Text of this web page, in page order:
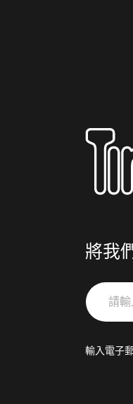
將我
請
輸
郵
輸入電子